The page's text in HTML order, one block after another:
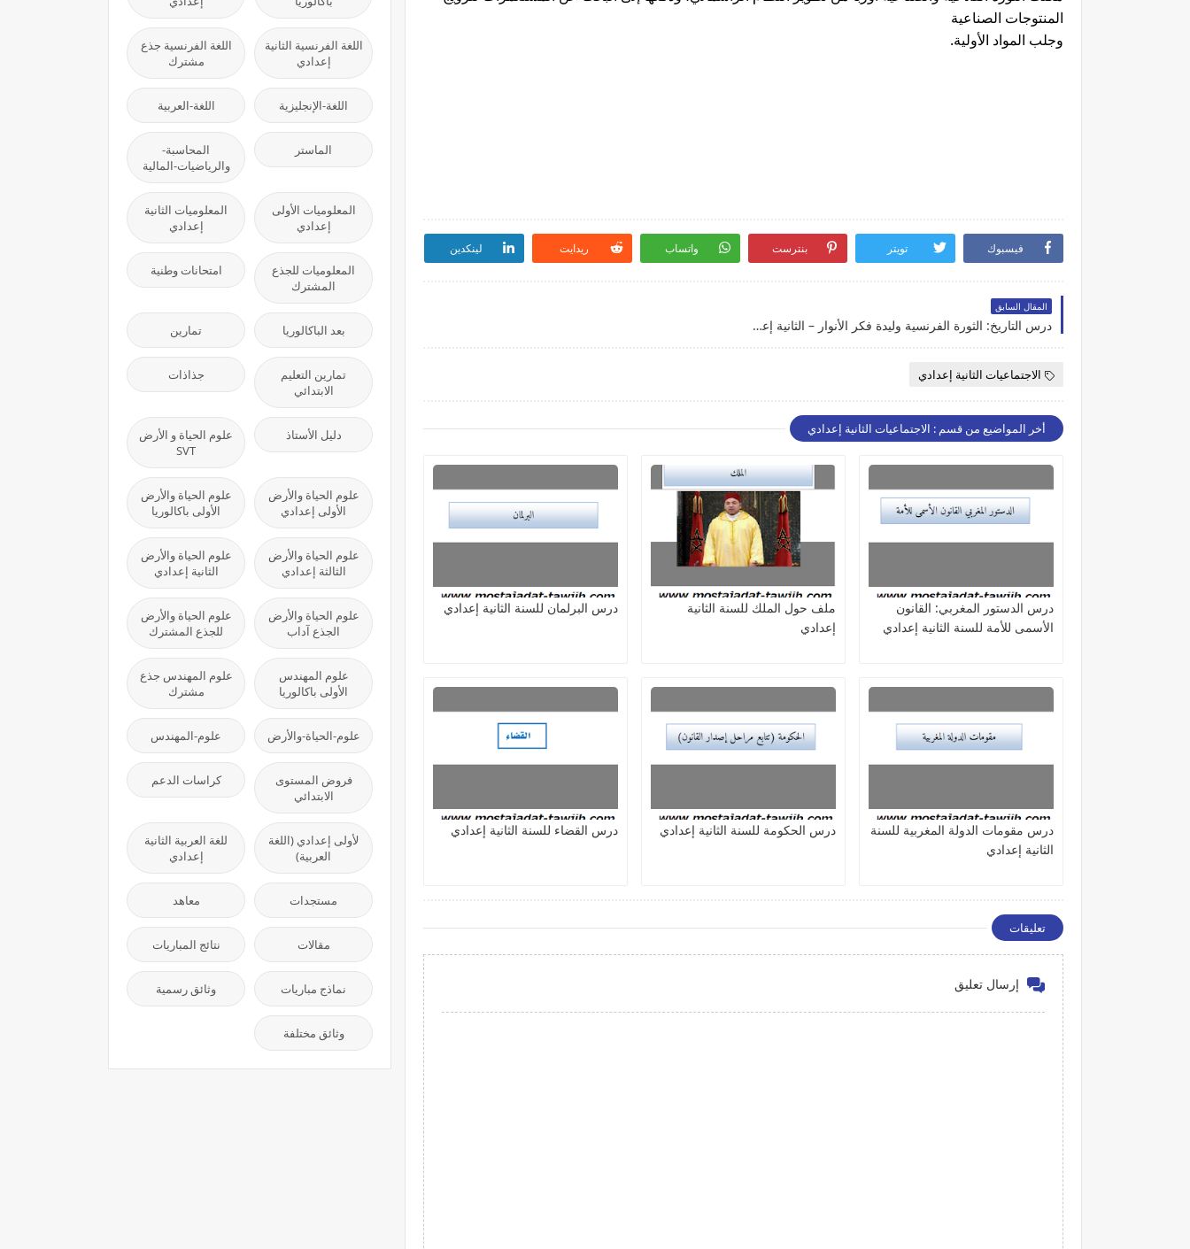
المنتوجات الصناعية
وجلب المواد الأولية.
فيسبوك تويتر بنترست واتساب ريدايت لينكدين
المقال السابق
درس التاريخ: الثورة الفرنسية وليدة فكر الأنوار – الثانية إعدادي
الاجتماعيات الثانية إعدادي
أخر المواضيع من قسم : الاجتماعيات الثانية إعدادي
درس الدستور المغربي: القانون
الأسمى للأمة للسنة الثانية إعدادي
ملف حول الملك للسنة الثانية
إعدادي
درس البرلمان للسنة الثانية إعدادي
درس مقومات الدولة المغربية للسنة
الثانية إعدادي
درس الحكومة للسنة الثانية إعدادي درس القضاء للسنة الثانية إعدادي
تعليقات
إرسال تعليق
اللغة الفرنسية الثانية
إعدادي
اللغة الفرنسية جذع
مشترك
اللغة-الإنجليزية اللغة-العربية
الماستر
المحاسبة-
والرياضيات-المالية
المعلوميات الأولى
إعدادي
المعلوميات الثانية
إعدادي
المعلوميات للجذع
المشترك
امتحانات وطنية
بعد الباكالوريا تمارين
تمارين التعليم
الابتدائي
جذاذات
دليل الأستاذ
علوم الحياة و الأرض
SVT
علوم الحياة والأرض
الأولى إعدادي
علوم الحياة والأرض
الأولى باكالوريا
علوم الحياة والأرض
الثالثة إعدادي
علوم الحياة والأرض
الثانية إعدادي
علوم الحياة والأرض
الجذع آداب
علوم الحياة والأرض
للجذع المشترك
علوم المهندس
الأولى باكالوريا
علوم المهندس جذع
مشترك
علوم-الحياة-والأرض علوم-المهندس
فروض المستوى
الابتدائي
كراسات الدعم
لأولى إعدادي (اللغة
العربية)
للغة العربية الثانية
إعدادي
مستجدات معاهد
مقالات نتائج المباريات
نماذج مباريات وثائق رسمية
وثائق مختلفة